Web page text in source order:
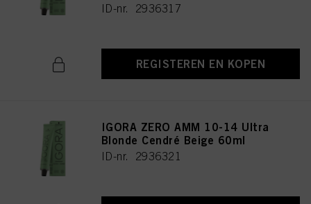
ID-nr. 2936317
REGISTEREN EN KOPEN
IGORA ZERO AMM 10-14 Ultra
Blonde Cendré Beige 60ml
ID-nr. 2936321